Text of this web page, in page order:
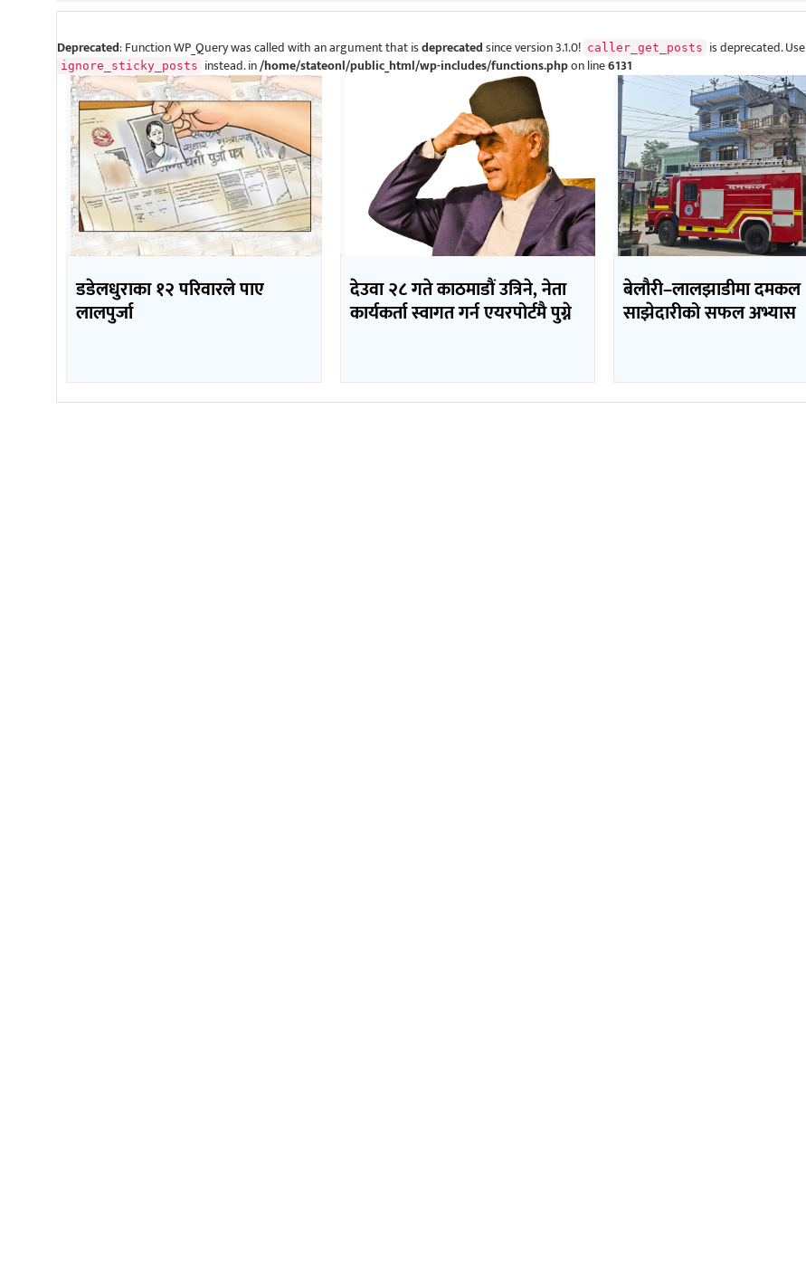
Deprecated: Function WP_Query was called with an argument that isdeprecatedsince version 3.1.0! caller_get_posts is deprecated. Use
ignore_sticky_posts instead. in/home/stateonl/public_html/wp-includes/functions.phpon line6131
डडेलधुराका १२ परिवारले पाए
लालपुर्जा
देउवा २८ गते काठमाडौं उत्रिने, नेता
कार्यकर्ता स्वागत गर्न एयरपोर्टमै पुग्ने
बेलौरी–लालझाडीमा दमकल
साझेदारीको सफल अभ्यास